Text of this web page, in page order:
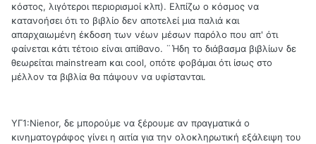
κόστος, λιγότεροι περιορισμοί κλπ). Ελπίζω ο κόσμος να
κατανοήσει ότι το βιβλίο δεν αποτελεί μια παλιά και
απαρχαιωμένη έκδοση των νέων μέσων παρόλο που απ' ότι
φαίνεται κάτι τέτοιο είναι απίθανο. ¨Ήδη το διάβασμα βιβλίων δε
θεωρείται mainstream και cool, οπότε φοβάμαι ότι ίσως στο
μέλλον τα βιβλία θα πάψουν να υφίστανται.
ΥΓ1:Nienor, δε μπορούμε να ξέρουμε αν πραγματικά ο
κινηματογράφος γίνει η αιτία για την ολοκληρωτική εξάλειψη του